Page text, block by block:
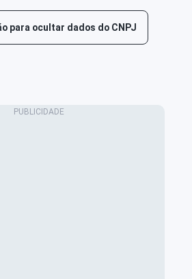
para ocultar dados do CNPJ